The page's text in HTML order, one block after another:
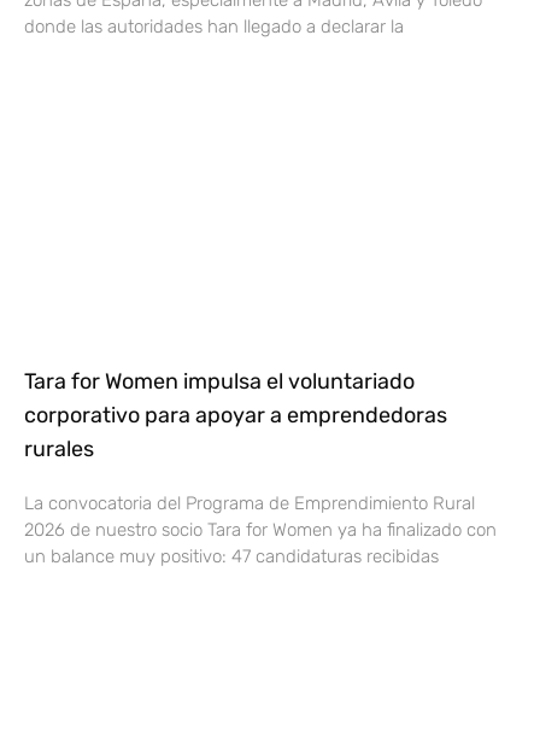
donde las autoridades han llegado a declarar la
Tara for Women impulsa el voluntariado
corporativo para apoyar a emprendedoras
rurales
La convocatoria del Programa de Emprendimiento Rural
2026 de nuestro socio Tara for Women ya ha finalizado con
un balance muy positivo: 47 candidaturas recibidas